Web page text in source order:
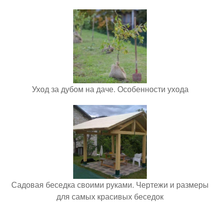
Уход за дубом на даче. Особенности ухода
Садовая беседка своими руками. Чертежи и размеры
для самых красивых беседок